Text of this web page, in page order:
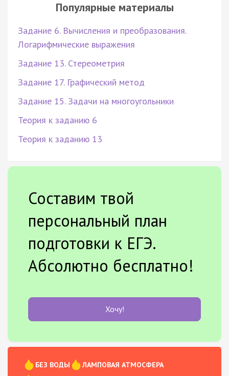
Популярные материалы
Задание 6. Вычисления и преобразования.
Логарифмические выражения
Задание 13. Стереометрия
Задание 17. Графический метод
Задание 15. Задачи на многоугольники
Теория к заданию 6
Теория к заданию 13
Составим твой
персональный план
подготовки к ЕГЭ.
Абсолютно бесплатно!
Хочу!
БЕЗ ВОДЫ
ЛАМПОВАЯ АТМОСФЕРА